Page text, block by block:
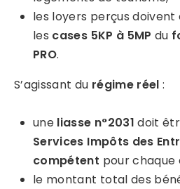
les loyers perçus
les cases 5KP à 5MP du
PRO.
S’agissant du régime réel :
une liasse n°2031 doit
Services Impôts des
compétent pour chaque
le montant total des